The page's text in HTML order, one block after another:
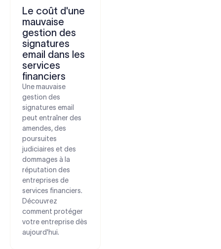
Le coût d'une
mauvaise
gestion des
signatures
email dans les
services
financiers
Une mauvaise
gestion des
signatures email
peut entraîner des
amendes, des
poursuites
judiciaires et des
dommages à la
réputation des
entreprises de
services financiers.
Découvrez
comment protéger
votre entreprise dès
aujourd'hui.